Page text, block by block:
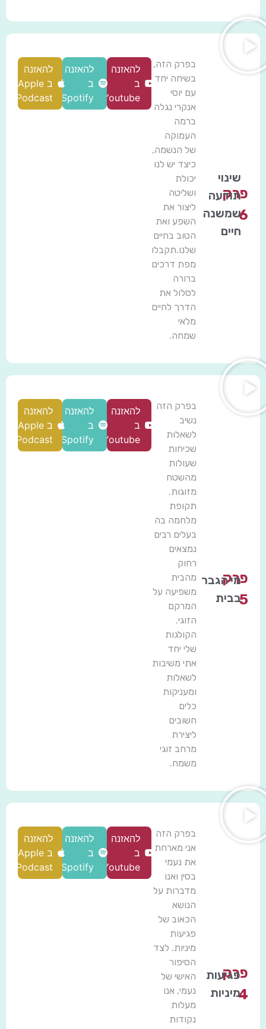
פרק
6
שינוי
תודעה
שמשנה
חיים
בפרק הזה,
בשיחה יחד
עם יוסי
אנקרי נגלה
ברמה
העמוקה
של הנשמה,
כיצד יש לנו
יכולת
ושליטה
ליצור את
השפע ואת
הטוב בחיים
שלנו.תקבלו
מפת דרכים
ברורה
לסלול את
הדרך לחיים
מלאי
שמחה.
להאזנה
ב
Youtube
להאזנה
ב
Spotify
להאזנה
ב Apple
Podcast
פרק
5
מי הגבר
בבית
בפרק הזה
נשיב
לשאלות
שכיחות
שעולות
מהשטח
מזוגות.
תקופת
מלחמה בה
בעלים רבים
נמצאים
רחוק
מהבית
משפיעה על
המרקם
הזוגי.
הקולגות
שלי יחד
אתי משיבות
לשאלות
ומעניקות
כלים
חשובים
ליצירת
מרחב זוגי
משמח.
להאזנה
ב
Youtube
להאזנה
ב
Spotify
להאזנה
ב Apple
Podcast
פרק
4
פגיעות
מיניות
בפרק הזה
אני מארחת
את נעמי
בסין ואנו
מדברות על
הנושא
הכאוב של
פגיעות
מיניות. לצד
הסיפור
האישי של
נעמי, אנו
מעלות
נקודות
להאזנה
ב
Youtube
להאזנה
ב
Spotify
להאזנה
ב Apple
Podcast